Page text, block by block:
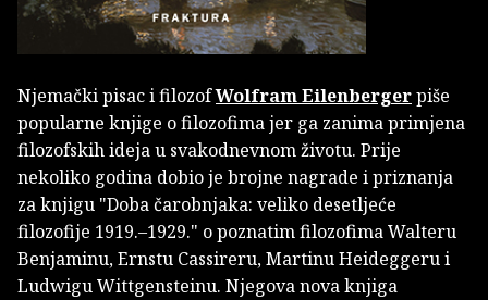
Njemački pisac i filozofWolfram Eilenbergerpiše
popularne knjige o filozofima jer ga zanima primjena
filozofskih ideja u svakodnevnom životu. Prije
nekoliko godina dobio je brojne nagrade i priznanja
za knjigu "Doba čarobnjaka: veliko desetljeće
filozofije 1919.–1929." o poznatim filozofima Walteru
Benjaminu, Ernstu Cassireru, Martinu Heideggeru i
Ludwigu Wittgensteinu. Njegova nova knjiga